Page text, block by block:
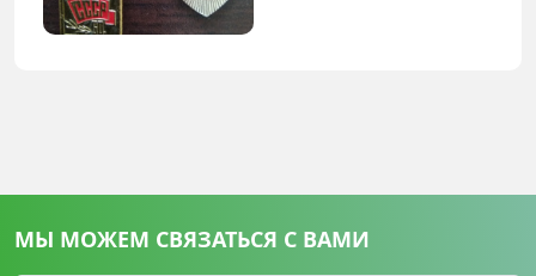
МЫ МОЖЕМ СВЯЗАТЬСЯ С ВАМИ